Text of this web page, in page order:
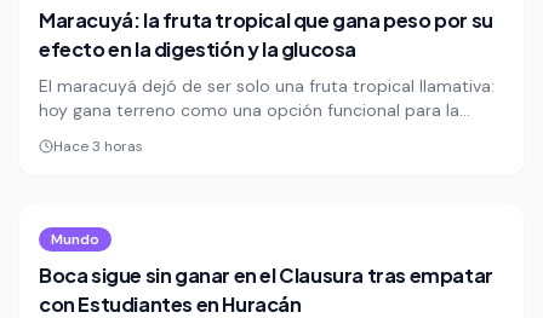
Maracuyá: la fruta tropical que gana peso por su
efecto en la digestión y la glucosa
El maracuyá dejó de ser solo una fruta tropical llamativa:
hoy gana terreno como una opción funcional para la
digestión y el control metabólico. Con pocas calorías y
baja carga glucémica, se perfila como un alimento útil en
Hace 3 horas
Mundo
Boca sigue sin ganar en el Clausura tras empatar
con Estudiantes en Huracán